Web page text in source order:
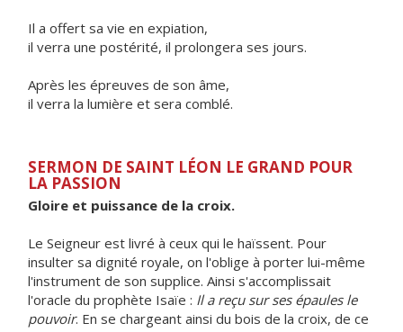
Il a offert sa vie en expiation,
il verra une postérité, il prolongera ses jours.
Après les épreuves de son âme,
il verra la lumière et sera comblé.
SERMON DE SAINT LÉON LE GRAND POUR
LA PASSION
Gloire et puissance de la croix.
Le Seigneur est livré à ceux qui le haïssent. Pour
insulter sa dignité royale, on l'oblige à porter lui-même
l'instrument de son supplice. Ainsi s'accomplissait
l'oracle du prophète Isaïe : Il a reçu sur ses épaules le
pouvoir. En se chargeant ainsi du bois de la croix, de ce